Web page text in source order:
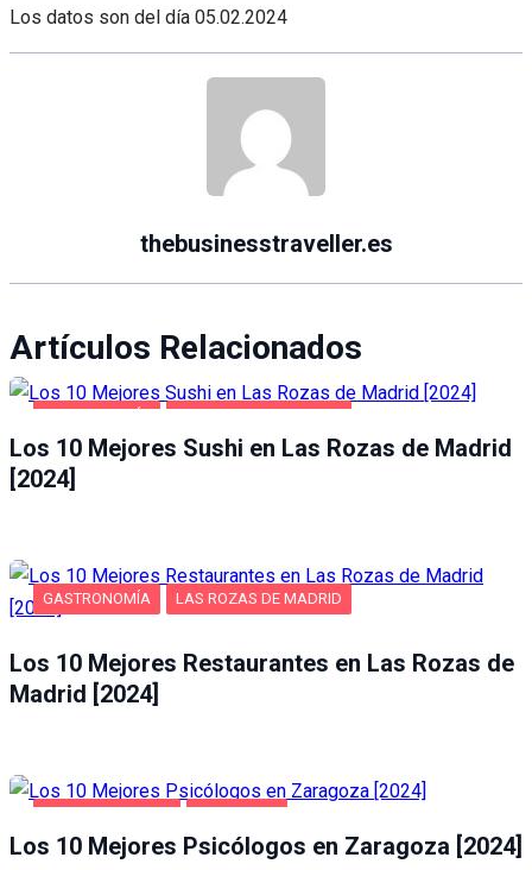
Los datos son del día 05.02.2024
thebusinesstraveller.es
Artículos Relacionados
Los 10 Mejores Sushi en Las Rozas de Madrid
[2024]
GASTRONOMÍA LAS ROZAS DE MADRID
Los 10 Mejores Restaurantes en Las Rozas de
Madrid [2024]
Los 10 Mejores Psicólogos en Zaragoza [2024]